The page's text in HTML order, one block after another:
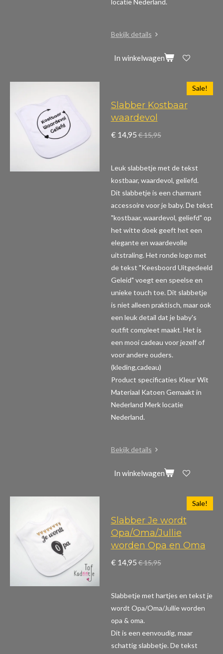
locatie Nederland.
Bekijk details
In winkelwagen
Sale!
Slabber Kostbaar
waardevol
€ 14,95 € 15,95
Leuk slabbetje met de tekst
kostbaar, waardevol, geliefd.
Dit slabbetje is een charmant
accessoire voor je baby. De tekst
"kostbaar, waardevol, geliefd" op
het witte doek geeft het een
elegante en waardevolle
uitstraling. Het ronde logo met
de tekst "Keesboord Uitgedeeld
Geleid" voegt een speelse en
unieke touch toe. Dit slabbetje
is niet alleen praktisch, maar ook
een leuk detail dat je baby's
outfit compleet maakt. Het is
een mooi cadeau voor jezelf of
voor andere ouders.
(kleding,cadeau)
Product specificaties Kleur Wit
Materiaal Katoen Gemaakt in
Nederland Merk locatie
Nederland.
Bekijk details
In winkelwagen
Sale!
Slabber Je wordt
Opa/Oma/Jullie
worden Opa en Oma
€ 14,95 € 15,95
Slabbetje met hartjes en tekst je
wordt Opa/Oma/Jullie worden
opa & oma.
Dit is een eenvoudig, maar
schattig slabbetje. De tekst